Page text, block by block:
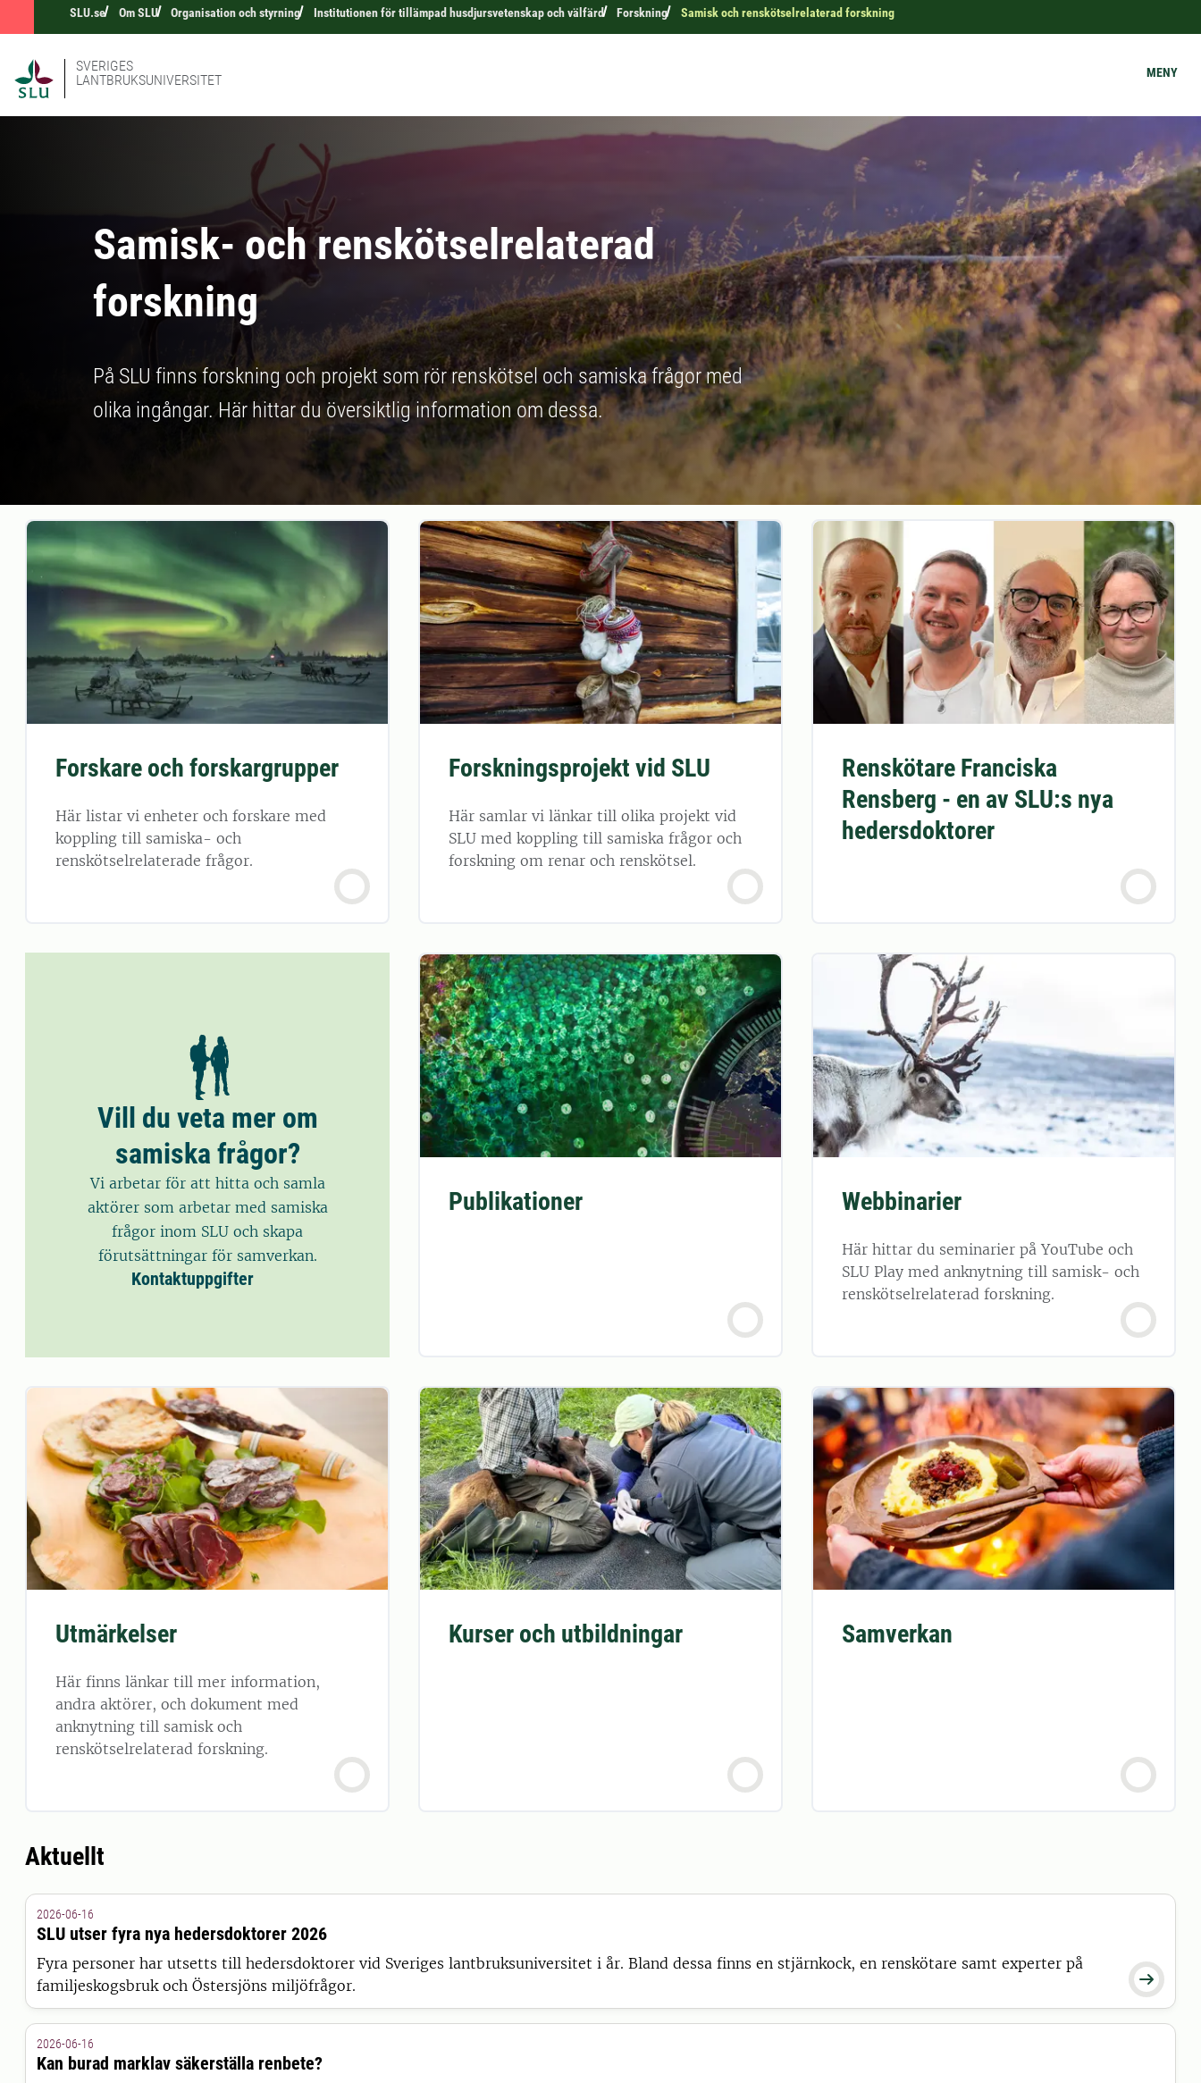
SLU.se Om SLU Organisation och styrning Institutionen för tillämpad husdjursvetenskap och välfärd Forskning Samisk och renskötselrelaterad forskning
SVERIGES
LANTBRUKSUNIVERSITET
MENY
Samisk- och renskötselrelaterad
forskning
På SLU finns forskning och projekt som rör renskötsel och samiska frågor med
olika ingångar. Här hittar du översiktlig information om dessa.
Forskare och forskargrupper
Här listar vi enheter och forskare med
koppling till samiska- och
renskötselrelaterade frågor.
Forskningsprojekt vid SLU
Här samlar vi länkar till olika projekt vid
SLU med koppling till samiska frågor och
forskning om renar och renskötsel.
Renskötare Franciska
Rensberg - en av SLU:s nya
hedersdoktorer
Vill du veta mer om
samiska frågor?
Vi arbetar för att hitta och samla
aktörer som arbetar med samiska
frågor inom SLU och skapa
förutsättningar för samverkan.
Kontaktuppgifter
Publikationer Webbinarier
Här hittar du seminarier på YouTube och
SLU Play med anknytning till samisk- och
renskötselrelaterad forskning.
Utmärkelser
Här finns länkar till mer information,
andra aktörer, och dokument med
anknytning till samisk och
renskötselrelaterad forskning.
Kurser och utbildningar Samverkan
Aktuellt

2026-06-16
SLU utser fyra nya hedersdoktorer 2026
Fyra personer har utsetts till hedersdoktorer vid Sveriges lantbruksuniversitet i år. Bland dessa finns en stjärnkock, en renskötare samt experter på
familjeskogsbruk och Östersjöns miljöfrågor.
2026-06-16
Kan burad marklav säkerställa renbete?